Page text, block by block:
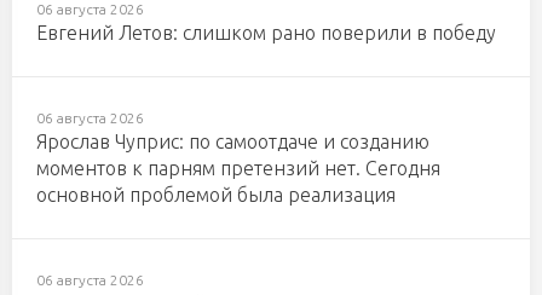
06 августа 2026
Евгений Летов: слишком рано поверили в победу
06 августа 2026
Ярослав Чуприс: по самоотдаче и созданию
моментов к парням претензий нет. Сегодня
основной проблемой была реализация
06 августа 2026